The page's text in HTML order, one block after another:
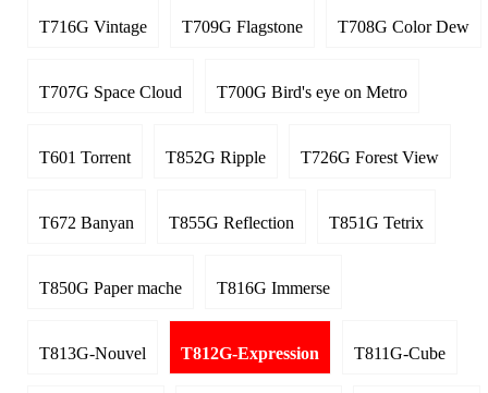
T716G Vintage T709G Flagstone T708G Color Dew
T707G Space Cloud T700G Bird's eye on Metro
T601 Torrent T852G Ripple T726G Forest View
T672 Banyan T855G Reflection T851G Tetrix
T850G Paper mache T816G Immerse
T813G-Nouvel T812G-Expression T811G-Cube